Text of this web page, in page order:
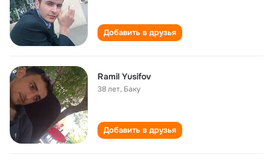
Добавить в друзья
Ramil Yusifov
38 лет, Баку
Добавить в друзья